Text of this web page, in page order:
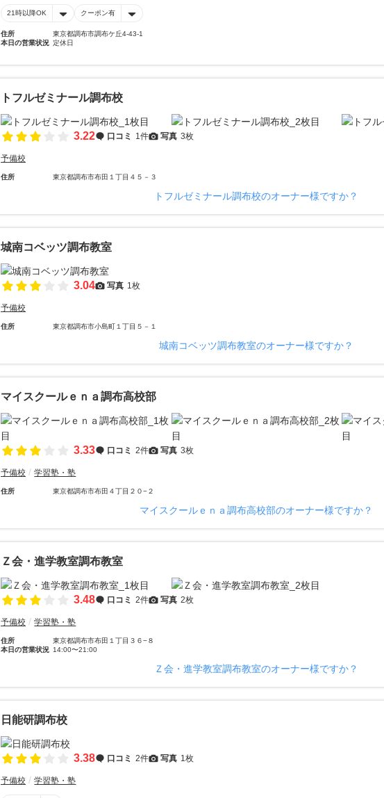
21時以降OK クーポン有
住所
東京都調布市調布ケ丘4-43-1
本日の営業状況 定休日
トフルゼミナール調布校
3.22 口コミ 1件 写真 3枚
予備校
住所 東京都調布市布田１丁目４５－３
トフルゼミナール調布校のオーナー様ですか？
城南コベッツ調布教室
3.04 写真 1枚
予備校
住所 東京都調布市小島町１丁目５－１
城南コベッツ調布教室のオーナー様ですか？
マイスクールｅｎａ調布高校部
3.33 口コミ 2件 写真 3枚
予備校 学習塾・塾
住所 東京都調布市布田４丁目２０−２
マイスクールｅｎａ調布高校部のオーナー様ですか？
Ｚ会・進学教室調布教室
3.48 口コミ 2件 写真 2枚
予備校 学習塾・塾
住所
東京都調布市布田１丁目３６−８
本日の営業状況 14:00〜21:00
Ｚ会・進学教室調布教室のオーナー様ですか？
日能研調布校
3.38 口コミ 2件 写真 1枚
予備校 学習塾・塾